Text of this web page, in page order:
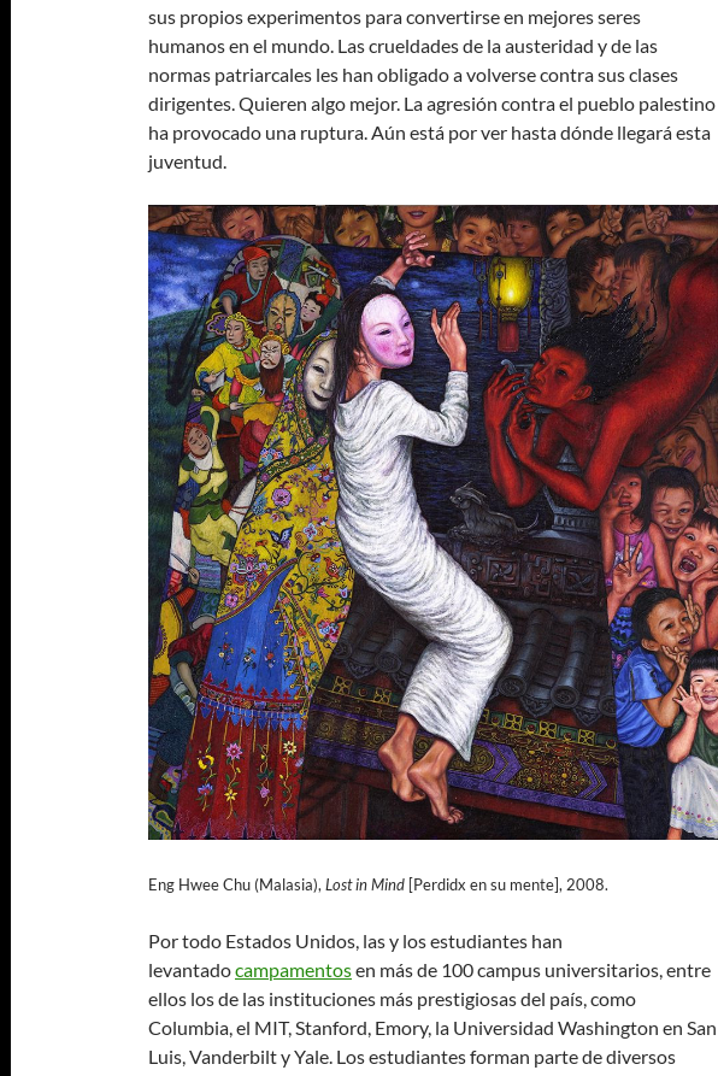
sus propios experimentos para convertirse en mejores seres
humanos en el mundo. Las crueldades de la austeridad y de las
normas patriarcales les han obligado a volverse contra sus clases
dirigentes. Quieren algo mejor. La agresión contra el pueblo palestino
ha provocado una ruptura. Aún está por ver hasta dónde llegará esta
juventud.
Eng Hwee Chu (Malasia),Lost in Mind [Perdidx en su mente], 2008.
Por todo Estados Unidos, las y los estudiantes han
levantadocampamentosen más de 100 campus universitarios, entre
ellos los de las instituciones más prestigiosas del país, como
Columbia, el MIT, Stanford, Emory, la Universidad Washington en San
Luis, Vanderbilt y Yale. Los estudiantes forman parte de diversos